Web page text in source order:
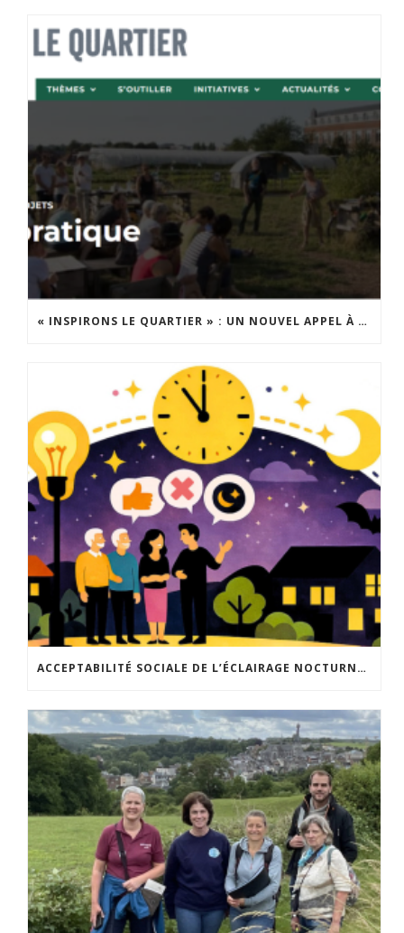
« INSPIRONS LE QUARTIER » : UN NOUVEL APPEL À PROJETS EST LANCÉ !
ACCEPTABILITÉ SOCIALE DE L’ÉCLAIRAGE NOCTURNE : LE REPLAY EST DISPONIBLE